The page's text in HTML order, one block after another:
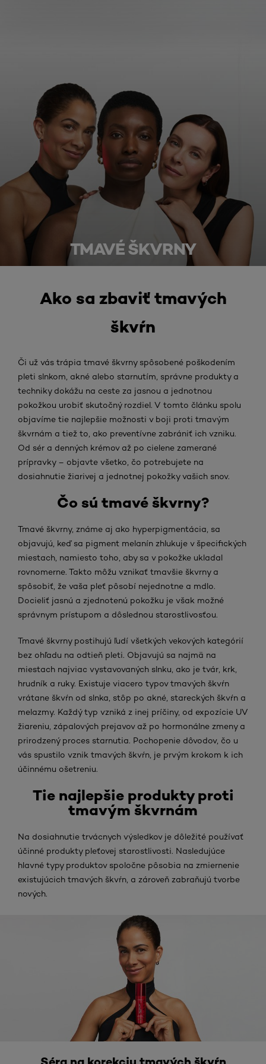
TMAVÉ ŠKVRNY
Ako sa zbaviť tmavých
škvŕn
Či už vás trápia tmavé škvrny spôsobené poškodením
pleti slnkom, akné alebo starnutím, správne produkty a
techniky dokážu na ceste za jasnou a jednotnou
pokožkou urobiť skutočný rozdiel. V tomto článku spolu
objavíme tie najlepšie možnosti v boji proti tmavým
škvrnám a tiež to, ako preventívne zabrániť ich vzniku.
Od sér a denných krémov až po cielene zamerané
prípravky – objavte všetko, čo potrebujete na
dosiahnutie žiarivej a jednotnej pokožky vašich snov.
Čo sú tmavé škvrny?
Tmavé škvrny, známe aj ako hyperpigmentácia, sa
objavujú, keď sa pigment melanín zhlukuje v špecifických
miestach, namiesto toho, aby sa v pokožke ukladal
rovnomerne. Takto môžu vznikať tmavšie škvrny a
spôsobiť, že vaša pleť pôsobí nejednotne a mdlo.
Docieliť jasnú a zjednotenú pokožku je však možné
správnym prístupom a dôslednou starostlivosťou.
Tmavé škvrny postihujú ľudí všetkých vekových kategórií
bez ohľadu na odtieň pleti. Objavujú sa najmä na
miestach najviac vystavovaných slnku, ako je tvár, krk,
hrudník a ruky. Existuje viacero typov tmavých škvŕn
vrátane škvŕn od slnka, stôp po akné, stareckých škvŕn a
melazmy. Každý typ vzniká z inej príčiny, od expozície UV
žiareniu, zápalových prejavov až po hormonálne zmeny a
prirodzený proces starnutia. Pochopenie dôvodov, čo u
vás spustilo vznik tmavých škvŕn, je prvým krokom k ich
účinnému ošetreniu.
Tie najlepšie produkty proti
tmavým škvrnám
Na dosiahnutie trvácnych výsledkov je dôležité používať
účinné produkty pleťovej starostlivosti. Nasledujúce
hlavné typy produktov spoločne pôsobia na zmiernenie
existujúcich tmavých škvŕn, a zároveň zabraňujú tvorbe
nových.